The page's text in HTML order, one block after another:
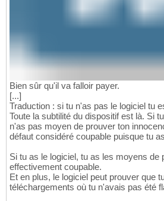
Bien sûr qu'il va falloir payer.
[...]
Traduction : si tu n'as pas le logiciel tu
Toute la subtilité du dispositif est là. Si
n'as pas moyen de prouver ton
défaut considéré coupable puisque tu
Si tu as le logiciel, tu as les moyens de
effectivement coupable.
Et en plus, le logiciel peut prouver que
téléchargements où tu n'avais pas été